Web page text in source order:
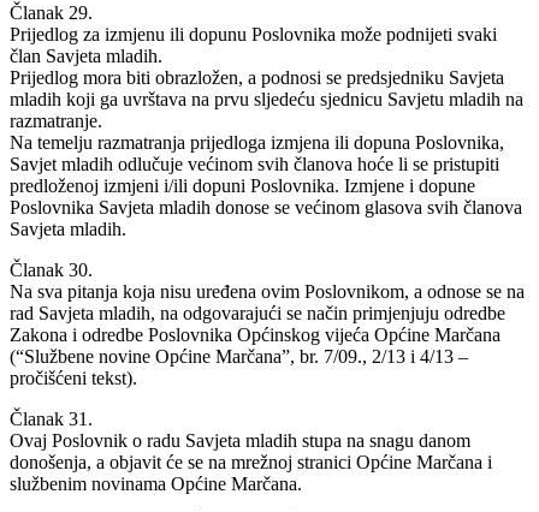
Članak 29.
Prijedlog za izmjenu ili dopunu Poslovnika može podnijeti svaki
član Savjeta mladih.
Prijedlog mora biti obrazložen, a podnosi se predsjedniku Savjeta
mladih koji ga uvrštava na prvu sljedeću sjednicu Savjetu mladih na
razmatranje.
Na temelju razmatranja prijedloga izmjena ili dopuna Poslovnika,
Savjet mladih odlučuje većinom svih članova hoće li se pristupiti
predloženoj izmjeni i/ili dopuni Poslovnika. Izmjene i dopune
Poslovnika Savjeta mladih donose se većinom glasova svih članova
Savjeta mladih.
Članak 30.
Na sva pitanja koja nisu uređena ovim Poslovnikom, a odnose se na
rad Savjeta mladih, na odgovarajući se način primjenjuju odredbe
Zakona i odredbe Poslovnika Općinskog vijeća Općine Marčana
(“Službene novine Općine Marčana”, br. 7/09., 2/13 i 4/13 –
pročišćeni tekst).
Članak 31.
Ovaj Poslovnik o radu Savjeta mladih stupa na snagu danom
donošenja, a objavit će se na mrežnoj stranici Općine Marčana i
službenim novinama Općine Marčana.